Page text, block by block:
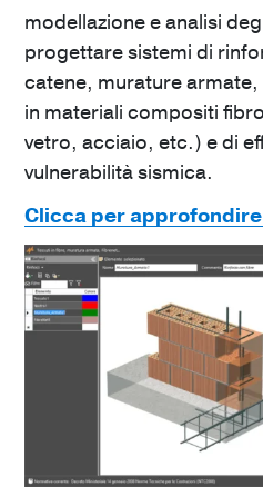
3DM-Strutture miste
Programma per la
miste muratura-c.a.
A partire da
90€
Scopri
3DM-Geocedimenti
Software per le verifiche
cedimenti del terreno.
45€
modellazione e analisi
progettare sistemi di
catene, murature armate,
in materiali compositi
vetro, acciaio, etc.) e di
vulnerabilità sismica.
Clicca per